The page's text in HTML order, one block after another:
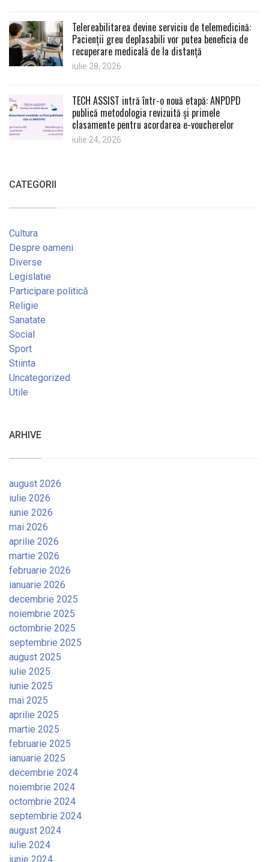
Telereabilitarea devine serviciu de telemedicină:
Pacienții greu deplasabili vor putea beneficia de
recuperare medicală de la distanță
iulie 28, 2026
TECH ASSIST intră într-o nouă etapă: ANPDPD
publică metodologia revizuită și primele
clasamente pentru acordarea e-voucherelor
iulie 24, 2026
CATEGORII
Cultura
Despre oameni
Diverse
Legislatie
Participare politică
Religie
Sanatate
Social
Sport
Stiinta
Uncategorized
Utile
ARHIVE
august 2026
iulie 2026
iunie 2026
mai 2026
aprilie 2026
martie 2026
februarie 2026
ianuarie 2026
decembrie 2025
noiembrie 2025
octombrie 2025
septembrie 2025
august 2025
iulie 2025
iunie 2025
mai 2025
aprilie 2025
martie 2025
februarie 2025
ianuarie 2025
decembrie 2024
noiembrie 2024
octombrie 2024
septembrie 2024
august 2024
iulie 2024
iunie 2024